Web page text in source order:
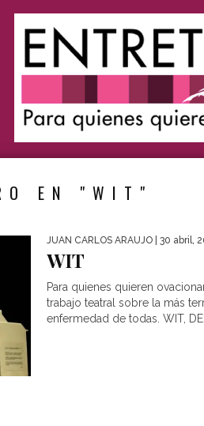
EN "WIT"
JUAN CARLOS ARAUJO | 30 abril,
WIT
Para quienes quieren
trabajo teatral sobre la más
enfermedad de todas. WIT,